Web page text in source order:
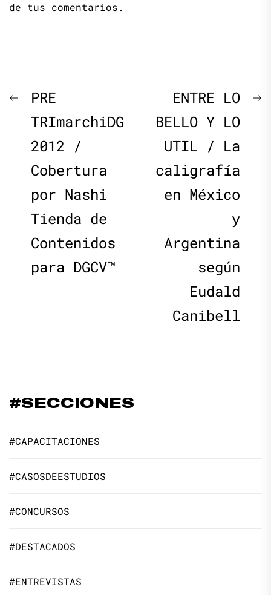
de tus comentarios.
Navegación
de
entradas
Previous
post:
PRE
TRImarchiDG
2012 /
Cobertura
por Nashi
Tienda de
Contenidos
para DGCV™
ENTRE LO
BELLO Y LO
UTIL / La
caligrafía
en México
y
Argentina
según
Eudald
Canibell
#SECCIONES
#CAPACITACIONES
#CASOSDEESTUDIOS
#CONCURSOS
#DESTACADOS
#ENTREVISTAS